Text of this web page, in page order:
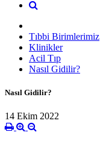
Tıbbi Birimlerimiz
Klinikler
Acil Tıp
Nasıl Gidilir?
Nasıl Gidilir?
14 Ekim 2022